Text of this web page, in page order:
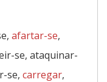
afartar-se,
se, ataquinar-
se, carregar,